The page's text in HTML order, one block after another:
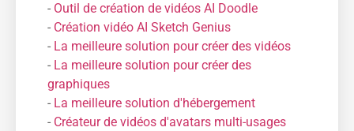
- Outil de création de vidéos AI Doodle
- Création vidéo AI Sketch Genius
- La meilleure solution pour créer des vidéos
- La meilleure solution pour créer des
graphiques
- La meilleure solution d'hébergement
- Créateur de vidéos d'avatars multi-usages